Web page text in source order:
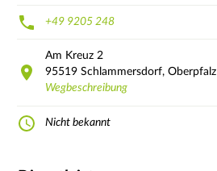
+49 9205 248
Am Kreuz 2
95519 Schlammersdorf, Oberpfalz
Wegbeschreibung
Nicht bekannt